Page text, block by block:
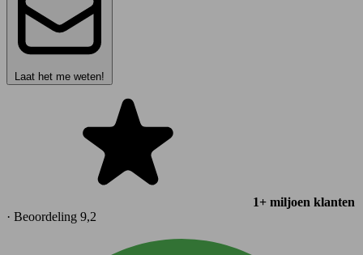
Laat het me weten!
1+ miljoen klanten
· Beoordeling 9,2